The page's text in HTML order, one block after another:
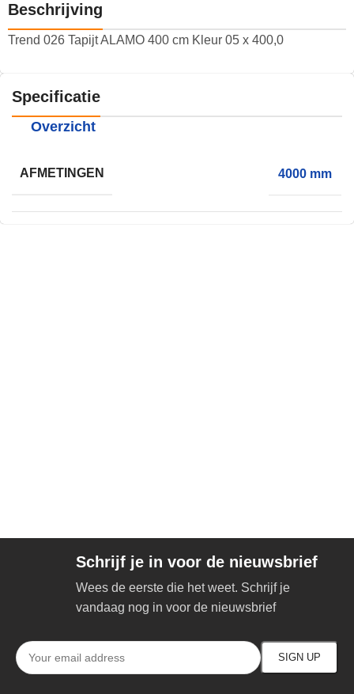
Beschrijving
Trend 026 Tapijt ALAMO 400 cm Kleur 05 x 400,0
Specificatie
Overzicht
AFMETINGEN 4000 mm
Schrijf je in voor de nieuwsbrief
Wees de eerste die het weet. Schrijf je
vandaag nog in voor de nieuwsbrief